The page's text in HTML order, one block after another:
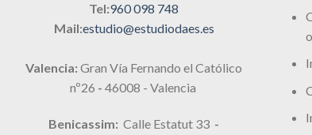
Tel:960 098 748
Mail:estudio@estudiodaes.es
Valencia:Gran Vía Fernando el Católico
nº26 - 46008 - Valencia
Benicassim:Calle Estatut 33 -